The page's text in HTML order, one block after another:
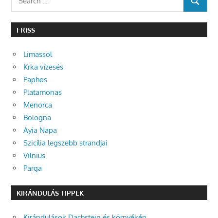
SEARCH
FRISS
Limassol
Krka vízesés
Paphos
Platamonas
Menorca
Bologna
Ayia Napa
Szicília legszebb strandjai
Vilnius
Parga
KIRÁNDULÁS TIPPEK